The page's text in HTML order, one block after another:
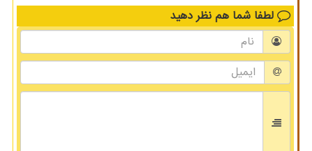
لطفا شما هم نظر دهید